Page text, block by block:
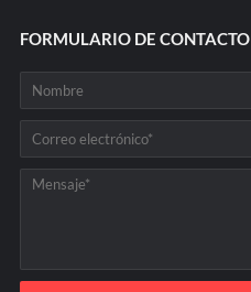
FORMULARIO DE CONTACTO